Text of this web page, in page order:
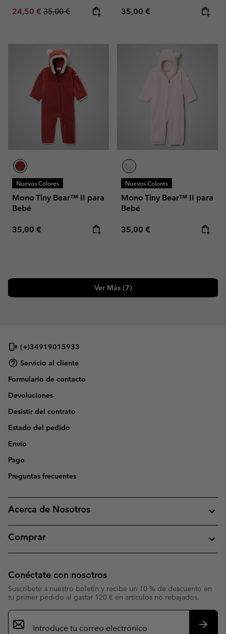
Sale price:
24,50 € Regular price:
35,00 € Regular price:
35,00 €
Nuevos Colores
Mono Tiny Bear™ II para
Bebé
Regular price:
35,00 €
Nuevos Colores
Mono Tiny Bear™ II para
Bebé
Regular price:
35,00 €
Ver Más (7)
(+)34919015933
Servicio al cliente
Formulario de contacto
Devoluciones
Desistir del contrato
Estado del pedido
Envío
Pago
Preguntas frecuentes
Acerca de Nosotros
Comprar
Conéctate con nosotros
Suscríbete a nuestro boletín y recibe un 10 % de descuento en
tu primer pedido al gastar 120 € en artículos no rebajados.
Suscripción
de